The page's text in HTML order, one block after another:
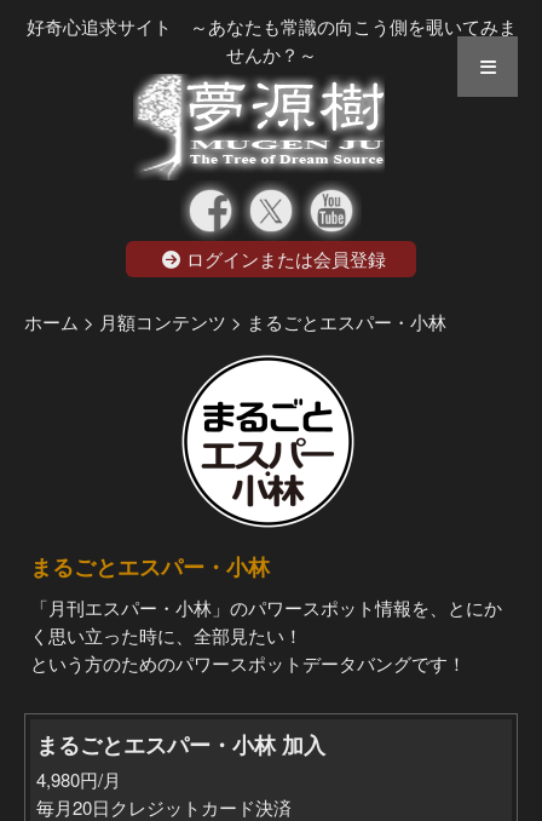
好奇心追求サイト ～あなたも常識の向こう側を覗いてみま
せんか？～
ログインまたは会員登録
ホーム > 月額コンテンツ > まるごとエスパー・小林
まるごとエスパー・小林
「月刊エスパー・小林」のパワースポット情報を、とにか
く思い立った時に、全部見たい！
という方のためのパワースポットデータバングです！
まるごとエスパー・小林 加入
4,980円/月
毎月20日クレジットカード決済